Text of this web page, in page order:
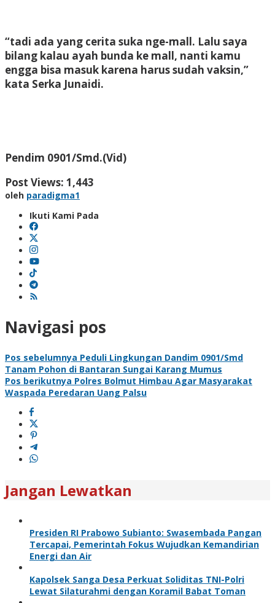
“tadi ada yang cerita suka nge-mall. Lalu saya
bilang kalau ayah bunda ke mall, nanti kamu
engga bisa masuk karena harus sudah vaksin,”
kata Serka Junaidi.
Pendim 0901/Smd.(Vid)
Post Views: 1,443
oleh paradigma1
Ikuti Kami Pada
Navigasi pos
Pos sebelumnya Peduli Lingkungan Dandim 0901/Smd
Tanam Pohon di Bantaran Sungai Karang Mumus
Pos berikutnya Polres Bolmut Himbau Agar Masyarakat
Waspada Peredaran Uang Palsu
Jangan Lewatkan
Presiden RI Prabowo Subianto: Swasembada Pangan
Tercapai, Pemerintah Fokus Wujudkan Kemandirian
Energi dan Air
Kapolsek Sanga Desa Perkuat Soliditas TNI-Polri
Lewat Silaturahmi dengan Koramil Babat Toman